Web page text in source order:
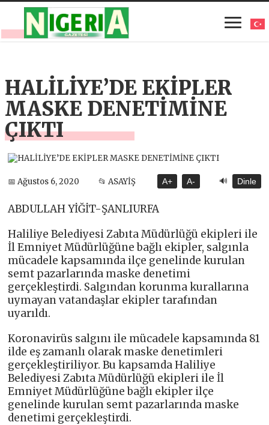
HALİLİYE’DE EKİPLER
MASKE DENETİMİNE
ÇIKTI
📅 Ağustos 6, 2020 📂 ASAYİŞ A+ A- 🔊 Dinle
ABDULLAH YİĞİT-ŞANLIURFA
Haliliye Belediyesi Zabıta Müdürlüğü ekipleri ile
İl Emniyet Müdürlüğüne bağlı ekipler, salgınla
mücadele kapsamında ilçe genelinde kurulan
semt pazarlarında maske denetimi
gerçekleştirdi. Salgından korunma kurallarına
uymayan vatandaşlar ekipler tarafından
uyarıldı.
Koronavirüs salgını ile mücadele kapsamında 81
ilde eş zamanlı olarak maske denetimleri
gerçekleştiriliyor. Bu kapsamda Haliliye
Belediyesi Zabıta Müdürlüğü ekipleri ile İl
Emniyet Müdürlüğüne bağlı ekipler ilçe
genelinde kurulan semt pazarlarında maske
denetimi gerçekleştirdi.